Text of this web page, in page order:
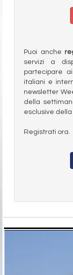
Puoi anche
servizi a
partecipare
italiani e
newsletter
della
esclusive
Registrati ora.